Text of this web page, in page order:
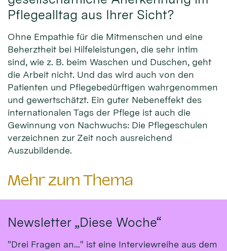
Pflegealltag aus Ihrer Sicht?
Ohne Empathie für die Mitmenschen und eine
Beherztheit bei Hilfeleistungen, die sehr intim
sind, wie z. B. beim Waschen und Duschen, geht
die Arbeit nicht. Und das wird auch von den
Patienten und Pflegebedürftigen wahrgenommen
und gewertschätzt. Ein guter Nebeneffekt des
internationalen Tags der Pflege ist auch die
Gewinnung von Nachwuchs: Die Pflegeschulen
verzeichnen zur Zeit noch ausreichend
Auszubildende.
Mehr zum Thema
Newsletter „Diese Woche“
"Drei Fragen an..." ist eine Interviewreihe aus dem